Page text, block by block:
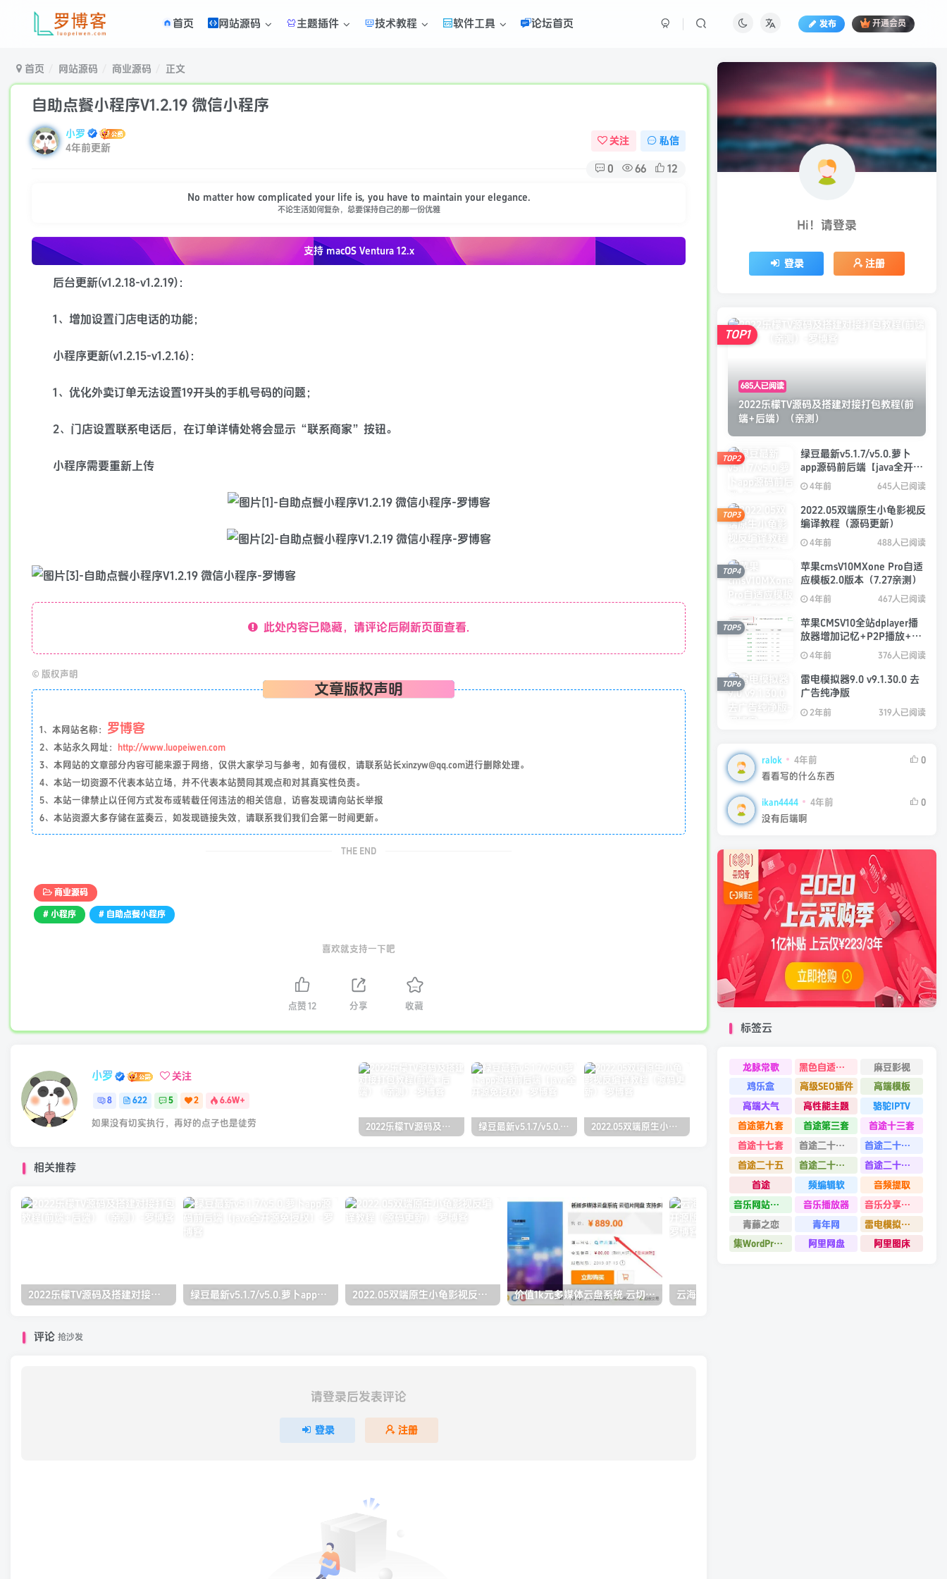
首页 网站源码 主题插件 技术教程 软件工具 论坛首页 发布 开通会员
首页 网站源码 商业源码 正文
自助点餐小程序V1.2.19 微信小程序
小罗
4年前更新
关注 私信
0 66 12
No matter how complicated your life is, you have to maintain your elegance.
不论生活如何复杂，总要保持自己的那一份优雅
支持 macOSVentura 12.x
后台更新(v1.2.18-v1.2.19)：
1、增加设置门店电话的功能；
小程序更新(v1.2.15-v1.2.16)：
1、优化外卖订单无法设置19开头的手机号码的问题；
2、门店设置联系电话后，在订单详情处将会显示“联系商家”按钮。
小程序需要重新上传
此处内容已隐藏，请评论后刷新页面查看.
© 版权声明
文章版权声明
1、本网站名称： 罗博客
2、本站永久网址：
http://www.luopeiwen.com
3、本网站的文章部分内容可能来源于网络，仅供大家学习与参考，如有侵权，请联系站长xinzyw@qq.com进行删除处理。
4、本站一切资源不代表本站立场，并不代表本站赞同其观点和对其真实性负责。
5、本站一律禁止以任何方式发布或转载任何违法的相关信息，访客发现请向站长举报
6、本站资源大多存储在蓝奏云，如发现链接失效，请联系我们我们会第一时间更新。
THE END
商业源码
# 小程序 # 自助点餐小程序
喜欢就支持一下吧
点赞 12 分享 收藏
小罗 关注
8 622 5 2 6.6W+
如果没有切实执行，再好的点子也是徒劳 2022乐檬TV源码及搭建对接打包教程(前端+后端）（亲测） 绿豆最新v5.1.7/v5.0.萝卜app源码前后端【java全开源免授权】 2022.05双端原生小龟影视反编译教程（源码更新） 苹果cmsV10MXone Pro自适应模板2.0版本（7.27亲测） 苹果CMSV10全站dplayer播放器增加记忆+P2P播放+弹幕+自动下一集功能
相关推荐
2022乐檬TV源码及搭建对接打包教程(前端+后端）（亲测） 绿豆最新v5.1.7/v5.0.萝卜app源码前后端【java全开源免授权】 2022.05双端原生小龟影视反编译教程（源码更新） 价值1k元多媒体云盘系统 云切片网盘 支持多服务器切片
评论 抢沙发
请登录后发表评论
登录 注册
Hi！请登录
登录 注册
685人已阅读
2022乐檬TV源码及搭建对接打包教程(前
端+后端）（亲测）
TOP1
绿豆最新v5.1.7/v5.0.萝卜
app源码前后端【java全开源
免授权】
4年前 645人已阅读
TOP2
2022.05双端原生小龟影视反
编译教程（源码更新）
4年前 488人已阅读
TOP3
苹果cmsV10MXone Pro自适
应模板2.0版本（7.27亲测）
4年前 467人已阅读
TOP4
苹果CMSV10全站dplayer播
放器增加记忆+P2P播放+弹
幕+自动下一集功能
4年前 376人已阅读
TOP5
雷电模拟器9.0 v9.1.30.0 去
广告纯净版
2年前 319人已阅读
TOP6
ralok 4年前
0
看看写的什么东西
ikan4444 4年前
0
没有后端啊
标签云
龙脉常歌 黑色自适应模板
麻豆影视
鸡乐盒
高级SEO插件
高端模板
高端大气
高性能主题
骆驼IPTV
首途第九套
首途第三套
首途十三套
首途十七套
首途二十四套
首途二十六套
首途二十五
首途二十二套
首途二十一套
首途
频编辑软
音频提取
音乐网站源码
音乐播放器
音乐分享平台源码
青藤之恋
青年网
雷电模拟器9.0
集WordPress集插件
阿里网盘 阿里图床